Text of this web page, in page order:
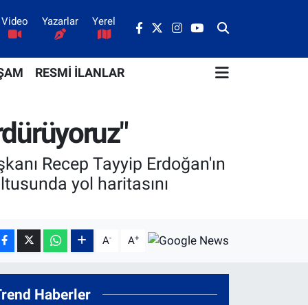
Video Yazarlar Yerel
RESMİ İLANLAR
Recep Tayyip Erdoğan'ın
yol haritasını
A- A+
Haberler